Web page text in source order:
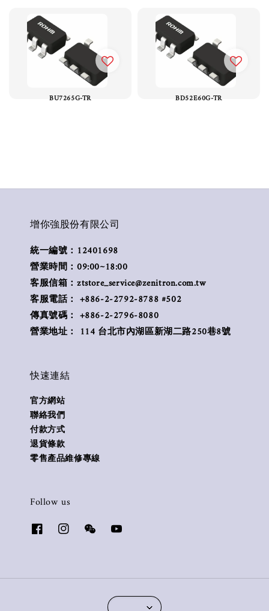
BU7265G-TR BD52E60G-TR
增你強股份有限公司
統一編號：12401698
營業時間：09:00~18:00
客服信箱：ztstore_service@zenitron.com.tw
客服電話： +886-2-2792-8788 #502
傳真號碼： +886-2-2796-8080
營業地址： 114 台北市內湖區新湖二路250巷8號
快速連結
官方網站
聯絡我們
付款方式
退貨條款
零售產品維修專線
Follow us